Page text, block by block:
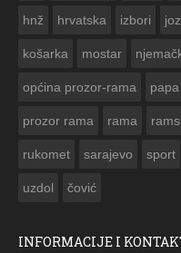
hnž hrvatska izbori
košarka mostar
općina prozor-rama
prozor rama rama
rukomet sarajevo sport
uzdol čović
INFORMACIJE I